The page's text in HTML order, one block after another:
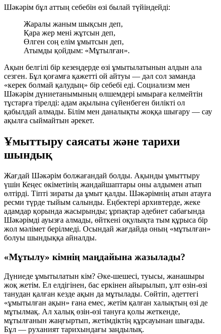
Шәкәрім бұл аттың себебін өзі былай түйіндейді:
Жаралы жаным шықсын деп,
Қара жер мені жұтсын деп,
Өлген соң елім ұмытсын деп,
Атымды қойдым: «Мұтылған».
Ақын белгілі бір кезеңдерде өзі ұмытылатынын алдын ала
сезген. Бұл қоғамға қажетті ой айтуы — дәл сол заманда
«керек болмай қалудың» бір себебі еді. Социализм мен
Шәкәрім дүниетанымының өлшемдері ымыраға келмейтін
тұстарға тірелді: адам ақылына сүйенбеген билікті ол
қабылдай алмады. Білім мен даналықты жоққа шығару — сау
ақылға сыймайтын әрекет.
Ұмыттыру саясаты және тарихи
шындық
Жағдай Шәкәрім болжағандай болды. Ақынды ұмыттыру
үшін Кеңес өкіметінің жандайшаптары оны алдымен атып
өлтірді. Тіпті зираты да ұмыт қалды. Шәкәрімнің атын атауға
ресми түрде тыйым салынды. Еңбектері архивтерде, жеке
адамдар қорында жасырынды; ұрпақтар әдебиет сабағында
Шәкәрімді ауызға алмады, өйткені оқулықта тым құрыса бір
жол мәлімет берілмеді. Осындай жағдайда оның «мұтылған»
болуы шындыққа айналды.
«Мұтылу» кімнің маңдайына жазылады?
Дүниеде ұмытылатын кім? Әке-шешесі, туысы, жанашыры
жоқ жетім. Ел елдігінен, бас еркінен айырылып, ұлт өзін-өзі
танудан қалған кезде ақын да мұтылады. Сөйтіп, әдеттегі
«ұмытылған ақын» ғана емес, жетім қалған халықтың өзі де
мұтылмақ. Ал халық өзін-өзі тануға қолы жеткенде,
мұтылғанын жаңғыртып, жетімдіктің құрсауынан шығады.
Бұл — руханият тарихындағы заңдылық.